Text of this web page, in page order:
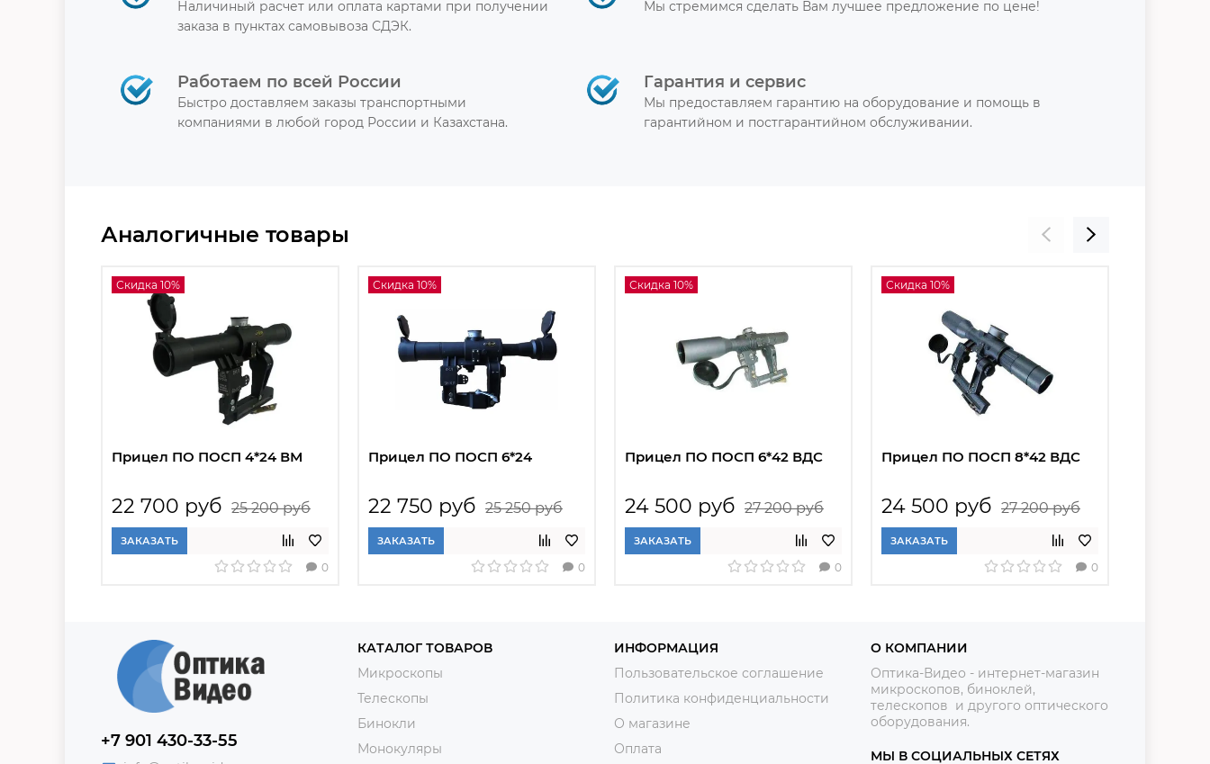
Наличиный расчет или оплата картами при получении
заказа в пунктах самовывоза СДЭК.
Мы стремимся сделать Вам лучшее предложение по цене!
Работаем по всей России
Быстро доставляем заказы транспортными
компаниями в любой город России и Казахстана.
Гарантия и сервис
Мы предоставляем гарантию на оборудование и помощь в
гарантийном и постгарантийном обслуживании.
Аналогичные товары
Скидка 10%
Прицел ПО ПОСП 4*24 ВМ
22 700 руб 25 200 руб
ЗАКАЗАТЬ
0
Скидка 10%
Прицел ПО ПОСП 6*24
22 750 руб 25 250 руб
ЗАКАЗАТЬ
0
Скидка 10%
Прицел ПО ПОСП 6*42 ВДС
24 500 руб 27 200 руб
ЗАКАЗАТЬ
0
Скидка 10%
Прицел ПО ПОСП 8*42 ВДС
24 500 руб 27 200 руб
ЗАКАЗАТЬ
0
+7 901 430-33-55
КАТАЛОГ ТОВАРОВ
Микроскопы
Телескопы
Бинокли
Монокуляры
ИНФОРМАЦИЯ
Пользовательское соглашение
Политика конфиденциальности
О магазине
Оплата
О КОМПАНИИ
Оптика-Видео - интернет-магазин
микроскопов, биноклей,
телескопов и другого оптического
оборудования.
МЫ В СОЦИАЛЬНЫХ СЕТЯХ